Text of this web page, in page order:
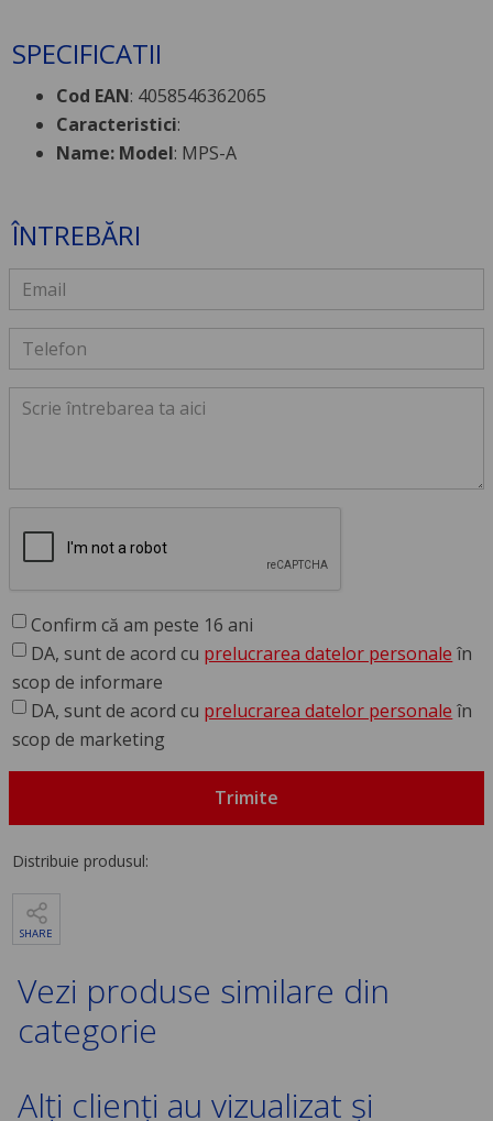
SPECIFICATII
Cod EAN: 4058546362065
Caracteristici:
Name: Model: MPS-A
ÎNTREBĂRI
Confirm că am peste 16 ani
DA, sunt de acord cu prelucrarea datelor personale în
scop de informare
DA, sunt de acord cu prelucrarea datelor personale în
scop de marketing
Trimite
Distribuie produsul:
SHARE
Vezi produse similare din
categorie
Alți clienți au vizualizat și